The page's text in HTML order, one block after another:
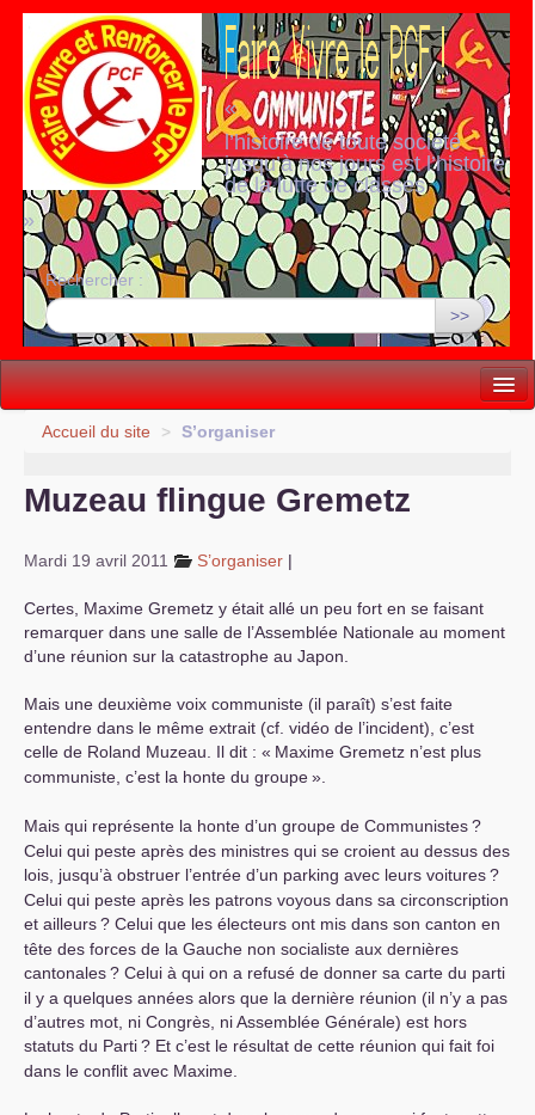
«
l’histoire de toute société
jusqu’à nos jours est l’histoire
de la lutte de classes
»
Rechercher :
>>
Vie politique
S’organiser
Comprendre...
Vie du site
Accueil du site > S’organiser
Muzeau flingue Gremetz
Mardi 19 avril 2011 S’organiser |
Certes, Maxime Gremetz y était allé un peu fort en se faisant
remarquer dans une salle de l’Assemblée Nationale au moment
d’une réunion sur la catastrophe au Japon.
Mais une deuxième voix communiste (il paraît) s’est faite
entendre dans le même extrait (cf. vidéo de l’incident), c’est
celle de Roland Muzeau. Il dit : « Maxime Gremetz n’est plus
communiste, c’est la honte du groupe».
Mais qui représente la honte d’un groupe de Communistes?
Celui qui peste après des ministres qui se croient au dessus des
lois, jusqu’à obstruer l’entrée d’un parking avec leurs voitures?
Celui qui peste après les patrons voyous dans sa circonscription
et ailleurs? Celui que les électeurs ont mis dans son canton en
tête des forces de la Gauche non socialiste aux dernières
cantonales? Celui à qui on a refusé de donner sa carte du parti
il y a quelques années alors que la dernière réunion (il n’y a pas
d’autres mot, ni Congrès, ni Assemblée Générale) est hors
statuts du Parti? Et c’est le résultat de cette réunion qui fait foi
dans le conflit avec Maxime.